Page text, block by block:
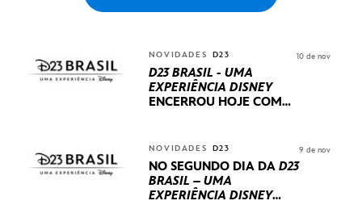
NOVIDADES D23
D23 BRASIL - UMA
EXPERIÊNCIA DISNEY
ENCERROU HOJE COM
INTERNACIONAIS E
PRODUÇÕES BRASILEIRAS
10 de nov
NOVIDADES D23
NO SEGUNDO DIA DA D23
BRASIL – UMA
EXPERIÊNCIA DISNEY
9 de nov